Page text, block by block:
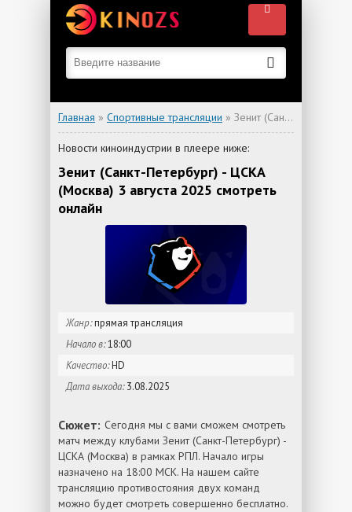
Главная » Спортивные трансляции » Зенит (Санкт-Петербург) - ЦСКА (Москва)
Новости киноиндустрии в плеере ниже:
Зенит (Санкт-Петербург) - ЦСКА
(Москва) 3 августа 2025 смотреть
онлайн
Жанр:прямая трансляция
Начало в:18:00
Качество:HD
Дата выхода:3.08.2025
Сюжет: Сегодня мы с вами сможем смотреть
матч между клубами Зенит (Санкт-Петербург) -
ЦСКА (Москва) в рамках РПЛ. Начало игры
назначено на 18:00 МСК. На нашем сайте
трансляцию противостояния двух команд
можно будет смотреть совершенно бесплатно.